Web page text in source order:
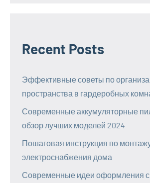
Recent Posts
Эффективные советы по
пространства в гардеробных
Современные аккумуляторные
обзор лучших моделей 2024
Пошаговая инструкция по
электроснабжения дома
Современные идеи оформления